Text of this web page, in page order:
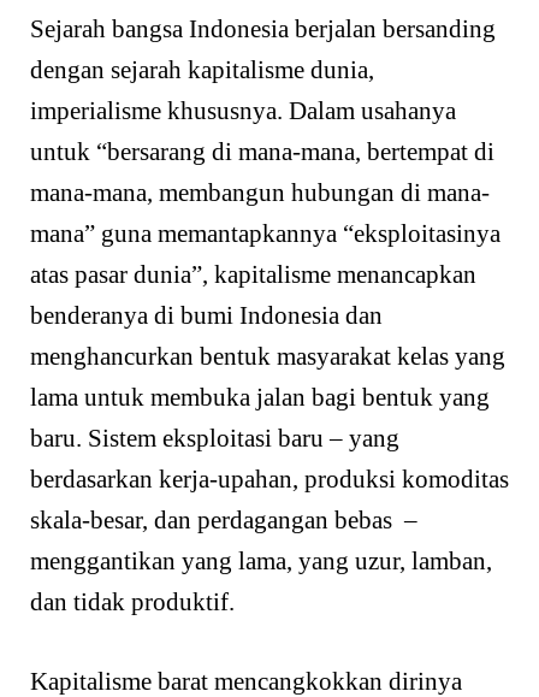
Sejarah bangsa Indonesia berjalan bersanding
dengan sejarah kapitalisme dunia,
imperialisme khususnya. Dalam usahanya
untuk “bersarang di mana-mana, bertempat di
mana-mana, membangun hubungan di mana-
mana” guna memantapkannya “eksploitasinya
atas pasar dunia”, kapitalisme menancapkan
benderanya di bumi Indonesia dan
menghancurkan bentuk masyarakat kelas yang
lama untuk membuka jalan bagi bentuk yang
baru. Sistem eksploitasi baru – yang
berdasarkan kerja-upahan, produksi komoditas
skala-besar, dan perdagangan bebas –
menggantikan yang lama, yang uzur, lamban,
dan tidak produktif.
Kapitalisme barat mencangkokkan dirinya